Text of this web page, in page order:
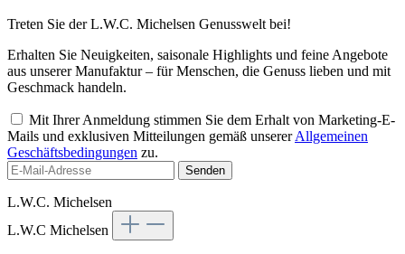
Treten Sie der L.W.C. Michelsen Genusswelt bei!
Erhalten Sie Neuigkeiten, saisonale Highlights und feine Angebote
aus unserer Manufaktur – für Menschen, die Genuss lieben und mit
Geschmack handeln.
Mit Ihrer Anmeldung stimmen Sie dem Erhalt von Marketing-E-
Mails und exklusiven Mitteilungen gemäß unsererAllgemeinen
Geschäftsbedingungen zu.
Senden
L.W.C. Michelsen
L.W.C Michelsen